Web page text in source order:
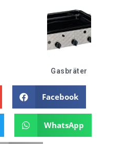
Gasbräter
Facebook
WhatsApp